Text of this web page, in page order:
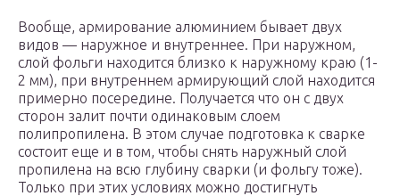
Вообще, армирование алюминием бывает двух
видов — наружное и внутреннее. При наружном,
слой фольги находится близко к наружному краю (1-
2 мм), при внутреннем армирующий слой находится
примерно посередине. Получается что он с двух
сторон залит почти одинаковым слоем
полипропилена. В этом случае подготовка к сварке
состоит еще и в том, чтобы снять наружный слой
пропилена на всю глубину сварки (и фольгу тоже).
Только при этих условиях можно достигнуть